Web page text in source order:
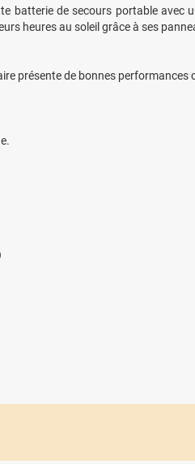
batterie de secours portable
heures au soleil grâce à ses
présente de bonnes